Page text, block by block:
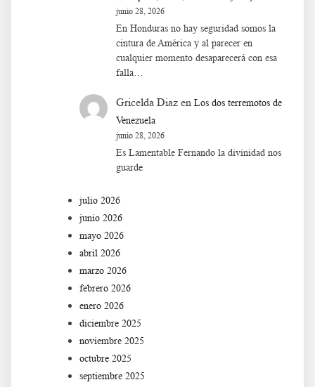
junio 28, 2026
En Honduras no hay seguridad somos la
cintura de América y al parecer en
cualquier momento desaparecerá con esa
falla…
Gricelda Diaz en Los dos terremotos de
Venezuela
junio 28, 2026
Es Lamentable Fernando la divinidad nos
guarde
julio 2026
junio 2026
mayo 2026
abril 2026
marzo 2026
febrero 2026
enero 2026
diciembre 2025
noviembre 2025
octubre 2025
septiembre 2025